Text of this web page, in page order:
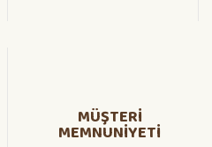
MÜŞTERİ
MEMNUNİYETİ